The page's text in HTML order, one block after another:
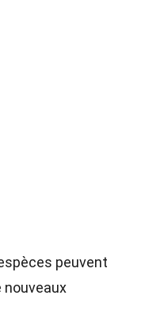
peuvent
nouveaux